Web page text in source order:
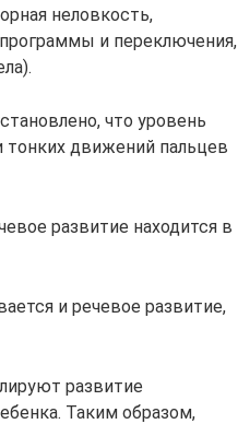
неловкость,
и переключения,
что уровень
тонких движений пальцев
развитие находится в
и речевое развитие,
развитие
Таким образом,